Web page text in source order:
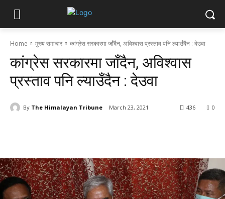
Home मुख्य समाचार कांग्रेस सरकारमा जाँदैन, अविश्वास प्रस्ताव पनि ल्याउँदैन : देउवा
कांग्रेस सरकारमा जाँदैन, अविश्वास
प्रस्ताव पनि ल्याउँदैन : देउवा
By The Himalayan Tribune March 23, 2021 0
436